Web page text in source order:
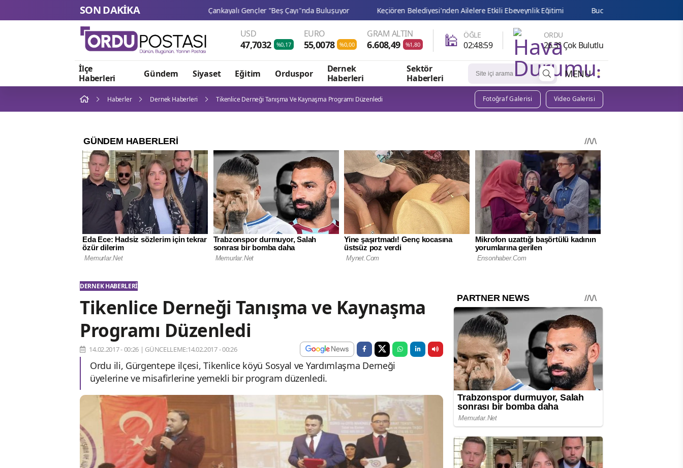
SON DAKİKA Çankayalı Gençler "Beş
USD
47,7032 %0,17
EURO
55,0078 %0,00
GRAM ALTIN
6.608,49 %1,80 🕌 ÖĞLE
02:48:58
ORDU
26.3° Çok Bulutlu
İlçe
Haberleri
Gündem Siyaset Eğitim Orduspor
Dernek
Haberleri
Sektör
Haberleri
MENU
Haberler Dernek Haberleri Tikenlice Derneği Tanışma Ve Kaynaşma Programı Düzenledi Fotoğraf Galerisi Video Galerisi
DERNEK HABERLERI
Tikenlice Derneği Tanışma ve Kaynaşma
Programı Düzenledi
14.02.2017 - 00:26 | GÜNCELLEME:14.02.2017 - 00:26
Ordu ili, Gürgentepe ilçesi, Tikenlice köyü Sosyal ve Yardımlaşma Derneği
üyelerine ve misafirlerine yemekli bir program düzenledi.